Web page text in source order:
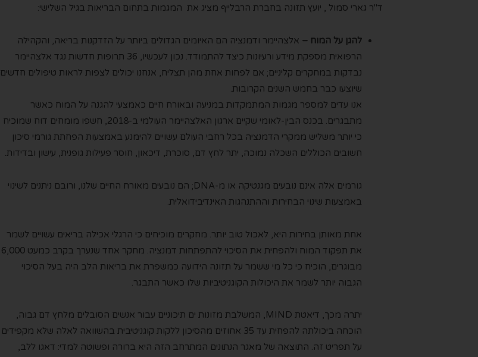
ד"ר גארי סמול , יועץ תזונה בחברת הרבלייף מציג את המגמות בתחום הבריאות בגיל השלישי:
להגן על המוח – אלצהיימר ודמנציה הם האיומים הגדולים ביותר על הזדקנות בריאה, והקהילה
הרפואית מספקת מידע ורעיונות כיצד להתמודד. נכון לעכשיו, 36 תרופות חדשות נגד אלצהיימר
נבדקות במחקרים קליניים; אם לפחות אחת מהן תצליח, אנחנו יכולים לצפות לראות טיפולים חדשים
שיוצעו כבר בחמש השנים הקרובות.
אנו עדים למספר מגמות המתמקדות במניעה ובאורח חיים כאמצעי להגנה על המוח כאשר
מתבגרים. בכנס הבין-לאומי שקיים ארגון האלצהיימר העולמי ב-2018, חשפו מומחים דוח שמוכיח
כי יותר משליש ממקרי הדמנציה בכל רחבי העולם עשויים להימנע באמצעות הפחתת גורמי סיכון
חשובים הכוללים השכלה נמוכה, יתר לחץ דם, סוכרת, דיכאון, חוסר פעילות גופנית, עישון ובדידות.
גורמים אלה אינם נובעים מגנטיקה או מ-DNA; הם נובעים מאורח החיים שלנו, ורובם ניתנים לשינוי
באמצעות שינוי הבחירות וההתנהגות האינדיבידואלית.
אחת מאותן בחירות היא, לאכול טוב יותר. מחקרים מוכיחים כי הרגלי אכילה בריאים עשויים לשמר
את תפקוד המוח ולהפחית את הסיכוי להתפתחות דמנציה. מחקר אחד שנערך בקרב כמעט 6,000
מבוגרים, הוכיח כי כל מי ששמר על תזונה הידועה כמשפרת את בריאות הלב היה בעל הסיכוי
הגבוה יותר לשמר את היכולות הקוגניטיביות שלו כאשר התבגר.
יתרה מכך, דיאטת ​​MIND, המשלבת מזונות ים תיכוניים עבור אנשים הסובלים מלחץ דם גבוה,
הוכחה ביכולתה להפחית עד 35 אחוזים מהסיכון ללקות קוגניטיבית בהשוואה לאלה שלא מקפידים
על תפריט זה. התוצאה של מאגר הנתונים המתרחב הזה היא ברורה ופשוטה למדי: דאגו ללב,